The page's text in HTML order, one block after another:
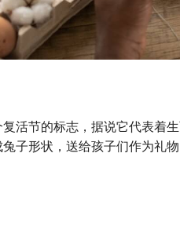
活节的标志，据说它代表着
子形状，送给孩子们作为礼物